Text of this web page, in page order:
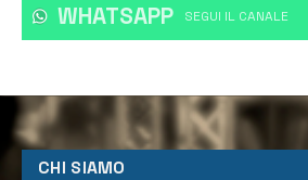
WHATSAPP ‎SEGUI IL CANALE
CHI SIAMO